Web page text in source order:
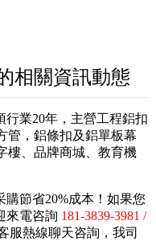
相關資訊動態
行業20年，主營工程鋁扣
管，鋁條扣及鋁單板幕
樓、品牌商城、教育機
購節省20%成本！如果您
來電咨詢 181-3839-3981 /
服熱線聊天咨詢，我司